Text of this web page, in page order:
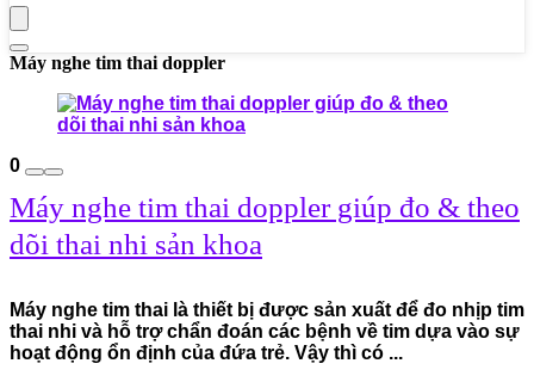
Máy nghe tim thai doppler
0
Máy nghe tim thai doppler giúp đo & theo
dõi thai nhi sản khoa
Máy nghe tim thai là thiết bị được sản xuất để đo nhịp tim
thai nhi và hỗ trợ chẩn đoán các bệnh về tim dựa vào sự
hoạt động ổn định của đứa trẻ. Vậy thì có ...